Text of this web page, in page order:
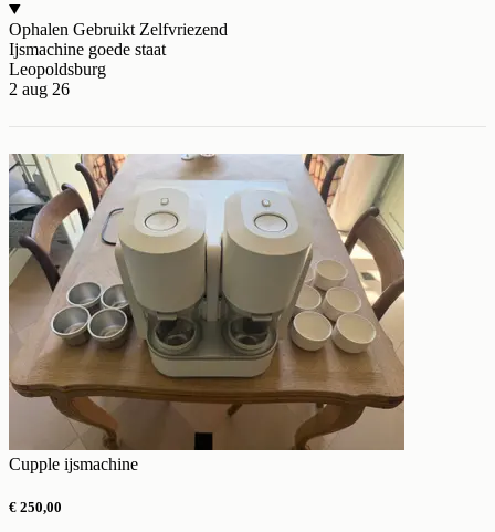
Ophalen Gebruikt Zelfvriezend
Ijsmachine goede staat
Leopoldsburg
2 aug 26
Cupple ijsmachine
€ 250,00